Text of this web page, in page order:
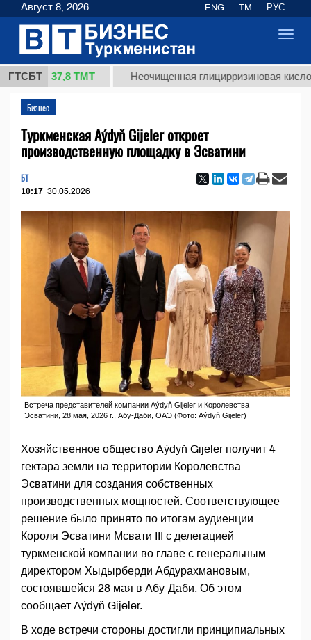
ГТСБТ
37,8 ТМТ Неочищенная глицирризиновая кислота
Бизнес
Туркменская Aýdyň Gijeler откроет
производственную площадку в Эсватини
БТ
10:17 30.05.2026
Встреча представителей компании Aýdyň Gijeler и Королевства
Эсватини, 28 мая, 2026 г., Абу-Даби, ОАЭ (Фото: Aýdyň Gijeler)
Хозяйственное общество Aýdyň Gijeler получит 4
гектара земли на территории Королевства
Эсватини для создания собственных
производственных мощностей. Соответствующее
решение было принято по итогам аудиенции
Короля Эсватини Мсвати III с делегацией
туркменской компании во главе с генеральным
директором Хыдырберди Абдурахмановым,
состоявшейся 28 мая в Абу-Даби. Об этом
сообщает Aýdyň Gijeler.
В ходе встречи стороны достигли принципиальных
Август 8, 2026 ENG TM РУС